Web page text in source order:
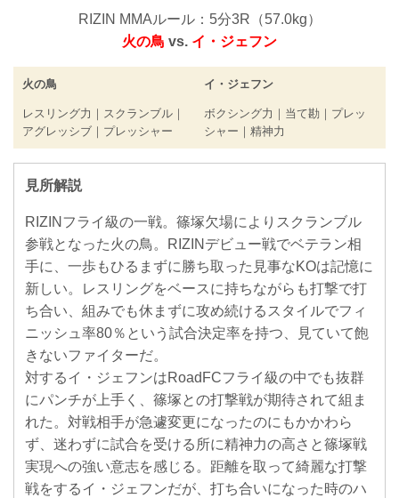
RIZIN MMAルール：5分3R（57.0kg）
火の鳥 vs. イ・ジェフン
火の鳥
レスリング力｜スクランブル｜
アグレッシブ｜プレッシャー
イ・ジェフン
ボクシング力｜当て勘｜プレッ
シャー｜精神力
見所解説
RIZINフライ級の一戦。篠塚欠場によりスクランブル
参戦となった火の鳥。RIZINデビュー戦でベテラン相
手に、一歩もひるまずに勝ち取った見事なKOは記憶に
新しい。レスリングをベースに持ちながらも打撃で打
ち合い、組みでも休まずに攻め続けるスタイルでフィ
ニッシュ率80％という試合決定率を持つ、見ていて飽
きないファイターだ。
対するイ・ジェフンはRoadFCフライ級の中でも抜群
にパンチが上手く、篠塚との打撃戦が期待されて組ま
れた。対戦相手が急遽変更になったのにもかかわら
ず、迷わずに試合を受ける所に精神力の高さと篠塚戦
実現への強い意志を感じる。距離を取って綺麗な打撃
戦をするイ・ジェフンだが、打ち合いになった時のハ